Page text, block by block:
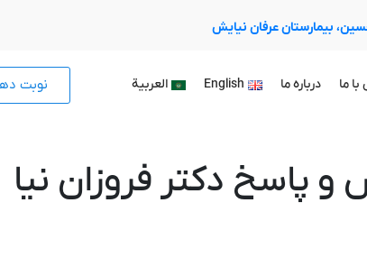
بیمارستان عرفان نیایش
ما درباره ما English العربية نوبت
پاسخ دکتر فروزان نیا